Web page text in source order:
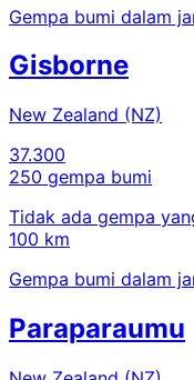
Gempa bumi dalam
Gisborne
New Zealand (NZ)
37.300
250 gempa bumi
Tidak ada gempa
100 km
Gempa bumi dalam
Paraparaumu